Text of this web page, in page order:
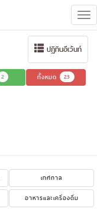
ปฏิทินอีเว้นท์
2 ทั้งหมด 23
เทศกาล
อาหารและเครื่องดื่ม